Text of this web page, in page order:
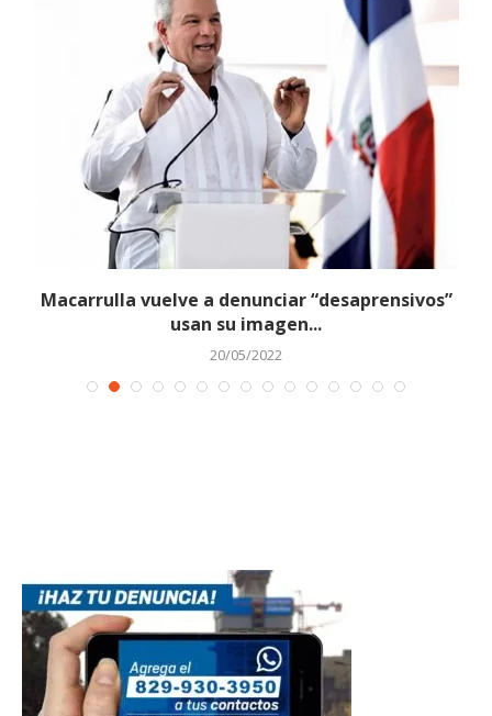
Macarrulla vuelve a denunciar “desaprensivos”
usan su imagen...
20/05/2022